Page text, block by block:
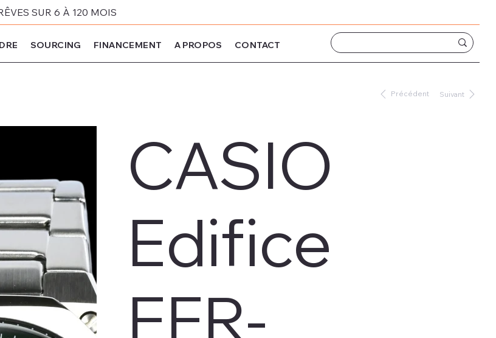
SUR 6 À 120 MOIS
SOURCING FINANCEMENT A PROPOS CONTACT
Précédent Suivant
CASIO
Edifice
EFR-